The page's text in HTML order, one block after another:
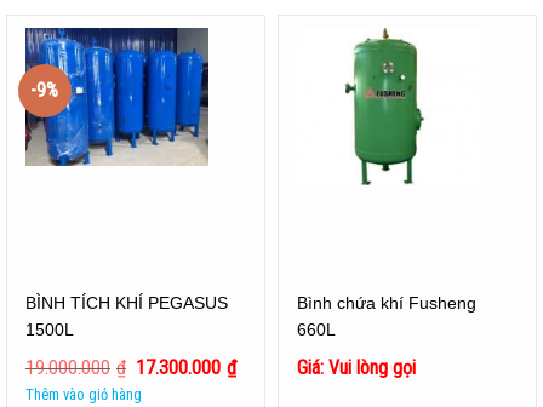
-9%
BÌNH TÍCH KHÍ PEGASUS
1500L
19.000.000 ₫ 17.300.000 ₫
Thêm vào giỏ hàng
Bình chứa khí Fusheng
660L
Giá: Vui lòng gọi